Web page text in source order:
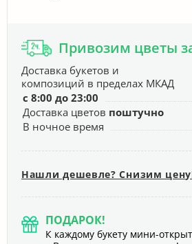
Привозим цветы
Доставка букетов и
композиций в пределах МКАД
с 8:00 до 23:00
Доставка цветов поштучно
В ночное время
Нашли дешевле? Снизим
ПОДАРОК!
К каждому букету мини-